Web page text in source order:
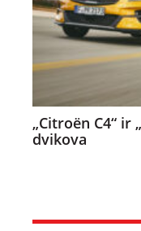
„Citroën C4“ ir
dvikova